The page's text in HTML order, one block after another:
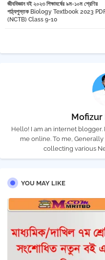
tter
জীববিজ্ঞান বই ২০২৩ শিক্ষাবর্ষের ৯ম-১০ম শ্রেণির
পাঠ্যপুস্তক Biology Textbook 2023
(NCTB) Class 9-10
Mofizur
Hello! I am an internet
me online. To me,
collecting various
YOU MAY LIKE